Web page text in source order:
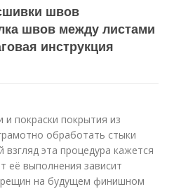
швов
швов между листами
инструкция
покраски покрытия из
обработать стыки
эта процедура кажется
её выполнения зависит
на будущем финишном